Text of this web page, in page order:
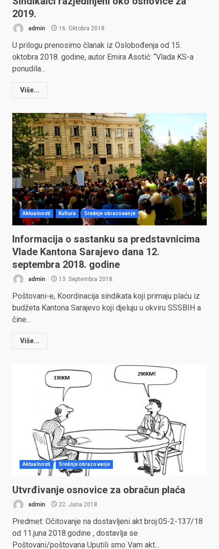
2019.
admin 16. Oktobra 2018.
U prilogu prenosimo članak iz Oslobođenja od 15.
oktobra 2018. godine, autor Emira Asotić: “Vlada KS-a
ponudila...
Više...
Aktualnosti Kultura Srednje obrazovanje
Informacija o sastanku sa predstavnicima
Vlade Kantona Sarajevo dana 12.
septembra 2018. godine
admin 13. Septembra 2018.
Poštovani-e, Koordinacija sindikata koji primaju plaću iz
budžeta Kantona Sarajevo koji djeluju u okviru SSSBIH a
čine...
Više...
Aktualnosti Srednje obrazovanje
Utvrđivanje osnovice za obračun plaća
admin 22. Juna 2018.
Predmet: Očitovanje na dostavljeni akt broj:05-2-137/18
od 11.juna 2018.godine , dostavlja se
Poštovani/poštovana Uputili smo Vam akt...